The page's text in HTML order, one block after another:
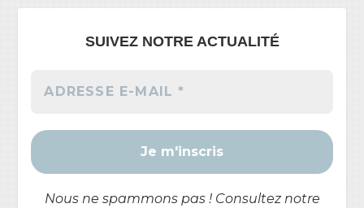
SUIVEZ NOTRE ACTUALITÉ
Nous ne spammons pas ! Consultez notre